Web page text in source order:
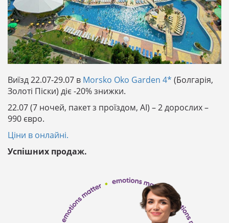
Виїзд 22.07-29.07 в Morsko Oko Garden 4* (Болгарія,
Золоті Піски) діє -20% знижки.
22.07 (7 ночей, пакет з проїздом, АІ) – 2 дорослих –
990 євро.
Ціни в онлайні.
Успішних продаж.